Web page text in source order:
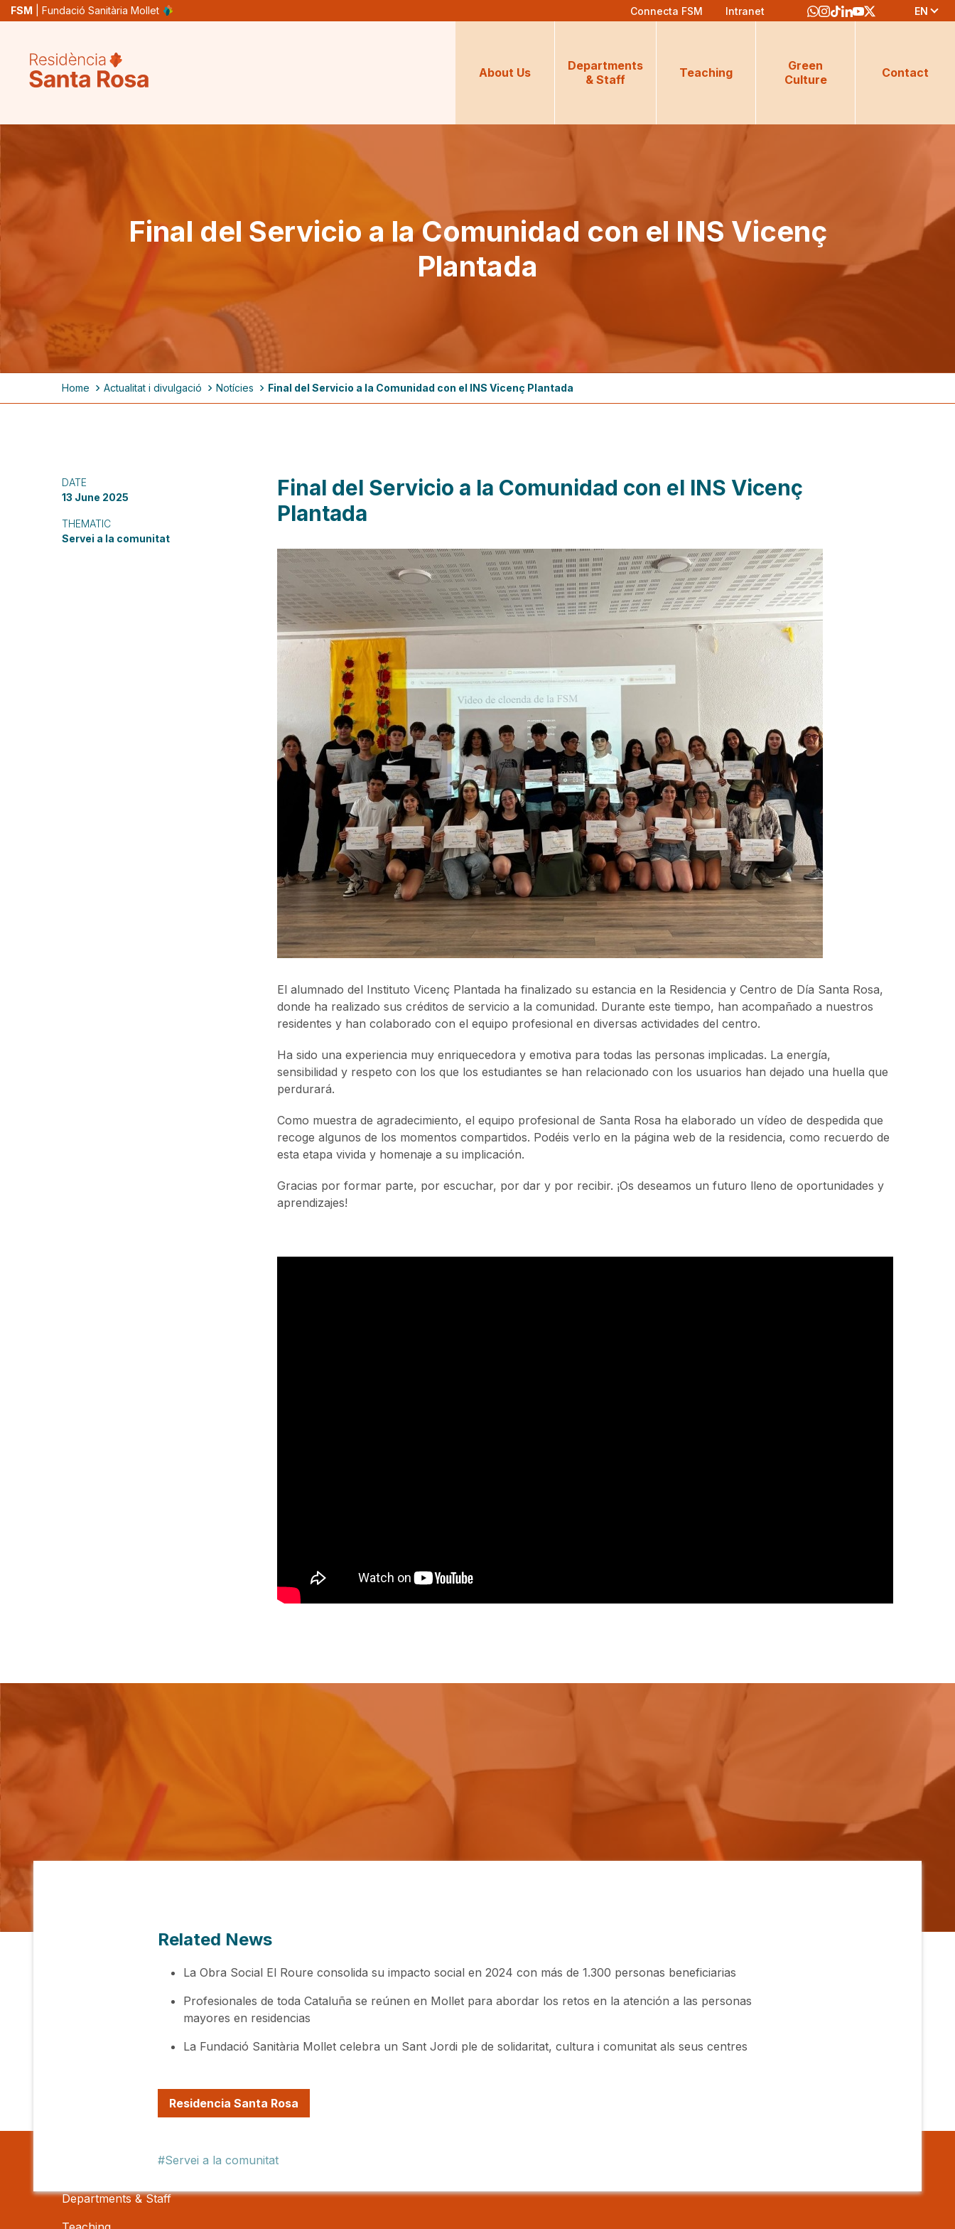
Skip
to
content
FSM | Fundació Sanitària Mollet Connecta FSM Intranet EN
About Us
Departments
& Staff
Teaching
Green
Culture
Contact
Final del Servicio a la Comunidad con el INS Vicenç
Plantada
Breadcrumb
Home Actualitat i divulgació Notícies Final del Servicio a la Comunidad con el INS Vicenç Plantada
DATE
13 June 2025
THEMATIC
Servei a la comunitat
Final del Servicio a la Comunidad con el INS Vicenç
Plantada
El alumnado del Instituto Vicenç Plantada ha finalizado su estancia en la Residencia y Centro de Día Santa Rosa,
donde ha realizado sus créditos de servicio a la comunidad. Durante este tiempo, han acompañado a nuestros
residentes y han colaborado con el equipo profesional en diversas actividades del centro.
Ha sido una experiencia muy enriquecedora y emotiva para todas las personas implicadas. La energía,
sensibilidad y respeto con los que los estudiantes se han relacionado con los usuarios han dejado una huella que
perdurará.
Como muestra de agradecimiento, el equipo profesional de Santa Rosa ha elaborado un vídeo de despedida que
recoge algunos de los momentos compartidos. Podéis verlo en la página web de la residencia, como recuerdo de
esta etapa vivida y homenaje a su implicación.
Gracias por formar parte, por escuchar, por dar y por recibir. ¡Os deseamos un futuro lleno de oportunidades y
aprendizajes!
Related News
La Obra Social El Roure consolida su impacto social en 2024 con más de 1.300 personas beneficiarias
Profesionales de toda Cataluña se reúnen en Mollet para abordar los retos en la atención a las personas
mayores en residencias
La Fundació Sanitària Mollet celebra un Sant Jordi ple de solidaritat, cultura i comunitat als seus centres
Residencia Santa Rosa
Servei a la comunitat
Departments & Staff